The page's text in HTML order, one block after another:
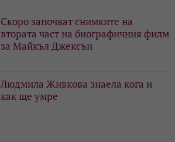
Скоро започват снимките на
втората част на биографичния филм
за Майкъл Джексън
Людмила Живкова знаела кога и
как ще умре